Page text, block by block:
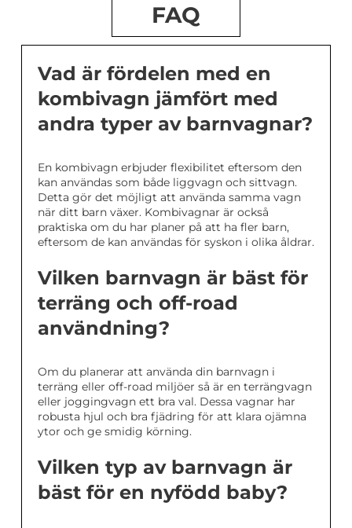
FAQ
Vad är fördelen med en
kombivagn jämfört med
andra typer av barnvagnar?
En kombivagn erbjuder flexibilitet eftersom den
kan användas som både liggvagn och sittvagn.
Detta gör det möjligt att använda samma vagn
när ditt barn växer. Kombivagnar är också
praktiska om du har planer på att ha fler barn,
eftersom de kan användas för syskon i olika åldrar.
Vilken barnvagn är bäst för
terräng och off-road
användning?
Om du planerar att använda din barnvagn i
terräng eller off-road miljöer så är en terrängvagn
eller joggingvagn ett bra val. Dessa vagnar har
robusta hjul och bra fjädring för att klara ojämna
ytor och ge smidig körning.
Vilken typ av barnvagn är
bäst för en nyfödd baby?